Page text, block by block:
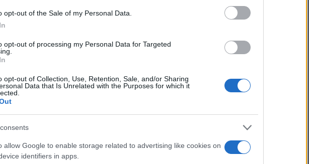
opt-out of the Sale of my Personal Data.
opt-out of processing my Personal Data for Targeted
opt-out of Collection, Use, Retention, Sale, and/or Sharing
Data that Is Unrelated with the Purposes for which it
allow Google to enable storage related to advertising like cookies on
identifiers in apps.
φίλου του - Η
έναν πρώην φίλο του, κατά
δύο φορές προς